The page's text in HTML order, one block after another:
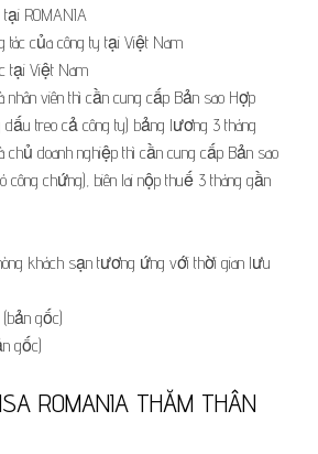
ROMANIA
tác của công ty tại Việt Nam
tại Việt Nam
viên thì cần cung cấp Bản sao Hợp
dấu treo cả công ty) bảng lương 3 tháng
doanh nghiệp thì cần cung cấp Bản sao
công chứng), biên lai nộp thuế 3 tháng gần
khách sạn tương ứng với thời gian lưu
gốc)
gốc)
ROMANIA THĂM THÂN